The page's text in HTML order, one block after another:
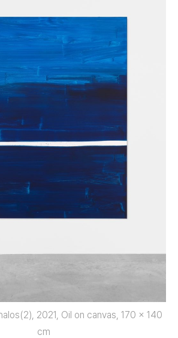
2021, Oil on canvas, 170 x 140
cm